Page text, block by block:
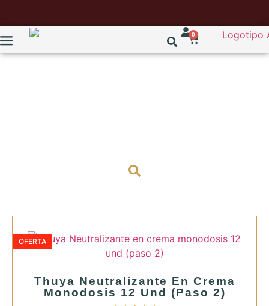
0
thuya
OFERTA
Thuya Neutralizante En Crema
Monodosis 12 Und (paso 2)